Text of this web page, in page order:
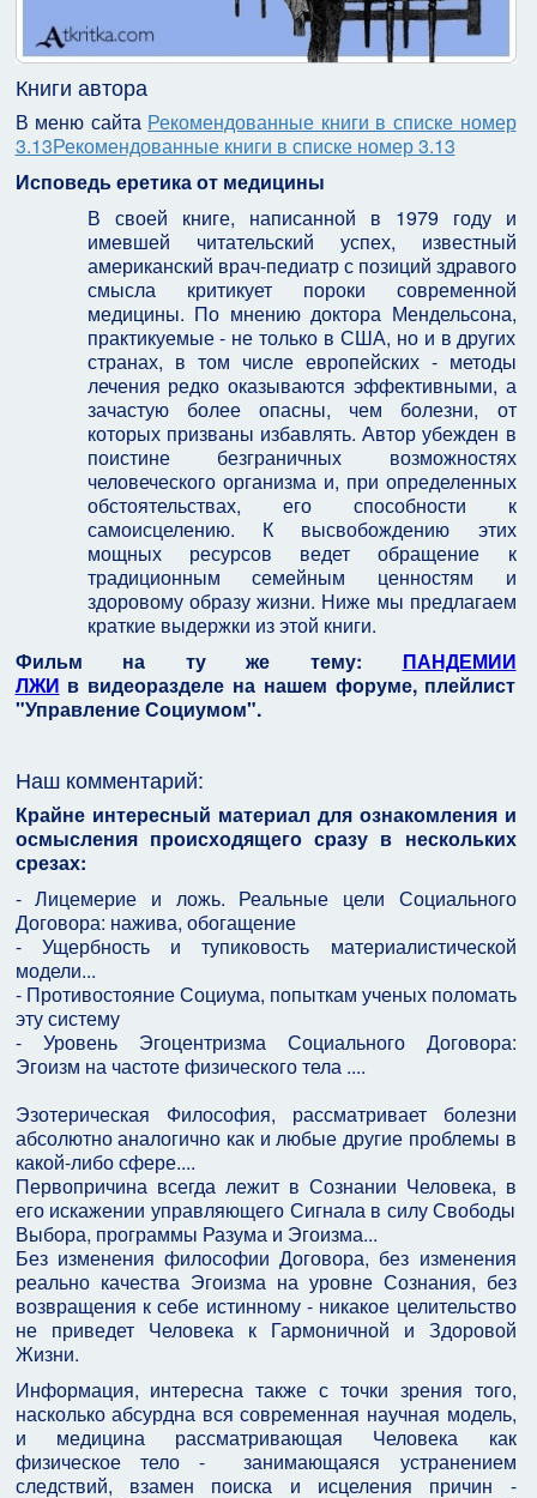
Книги автора
В меню сайта Рекомендованные книги в списке номер
3.13Рекомендованные книги в списке номер 3.13
Исповедь еретика от медицины
В своей книге, написанной в 1979 году и
имевшей читательский успех, известный
американский врач-педиатр с позиций здравого
смысла критикует пороки современной
медицины. По мнению доктора Мендельсона,
практикуемые - не только в США, но и в других
странах, в том числе европейских - методы
лечения редко оказываются эффективными, а
зачастую более опасны, чем болезни, от
которых призваны избавлять. Автор убежден в
поистине безграничных возможностях
человеческого организма и, при определенных
обстоятельствах, его способности к
самоисцелению. К высвобождению этих
мощных ресурсов ведет обращение к
традиционным семейным ценностям и
здоровому образу жизни. Ниже мы предлагаем
краткие выдержки из этой книги.
Фильм на ту же тему: ПАНДЕМИИ
ЛЖИ в видеоразделе на нашем форуме, плейлист
"Управление Социумом".
Наш комментарий:
Крайне интересный материал для ознакомления и
осмысления происходящего сразу в нескольких
срезах:
- Лицемерие и ложь. Реальные цели Социального
Договора: нажива, обогащение
- Ущербность и тупиковость материалистической
модели...
- Противостояние Социума, попыткам ученых поломать
эту систему
- Уровень Эгоцентризма Социального Договора:
Эгоизм на частоте физического тела ....
Эзотерическая Философия, рассматривает болезни
абсолютно аналогично как и любые другие проблемы в
какой-либо сфере....
Первопричина всегда лежит в Сознании Человека, в
его искажении управляющего Сигнала в силу Свободы
Выбора, программы Разума и Эгоизма...
Без изменения философии Договора, без изменения
реально качества Эгоизма на уровне Сознания, без
возвращения к себе истинному - никакое целительство
не приведет Человека к Гармоничной и Здоровой
Жизни.
Информация, интересна также с точки зрения того,
насколько абсурдна вся современная научная модель,
и медицина рассматривающая Человека как
физическое тело - занимающаяся устранением
следствий, взамен поиска и исцеления причин -